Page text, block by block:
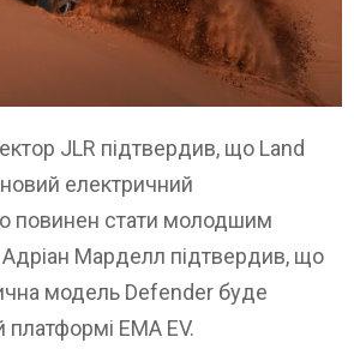
JLR підтвердив, що Land
електричний
повинен стати молодшим
Марделл підтвердив, що
модель Defender буде
платформі EMA EV.